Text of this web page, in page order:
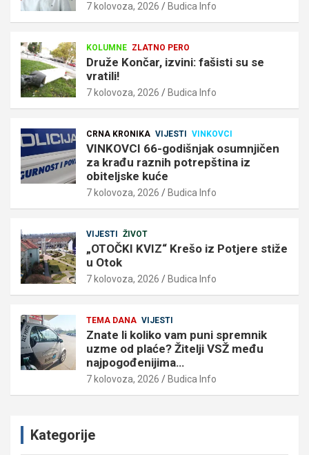
7 kolovoza, 2026 Budica Info
KOLUMNE ZLATNO PERO
Druže Končar, izvini: fašisti su se
vratili!
7 kolovoza, 2026 Budica Info
CRNA KRONIKA VIJESTI VINKOVCI
VINKOVCI 66-godišnjak osumnjičen
za krađu raznih potrepština iz
obiteljske kuće
7 kolovoza, 2026 Budica Info
VIJESTI ŽIVOT
„OTOČKI KVIZ“ Krešo iz Potjere stiže
u Otok
7 kolovoza, 2026 Budica Info
TEMA DANA VIJESTI
Znate li koliko vam puni spremnik
uzme od plaće? Žitelji VSŽ među
najpogođenijima…
7 kolovoza, 2026 Budica Info
Kategorije